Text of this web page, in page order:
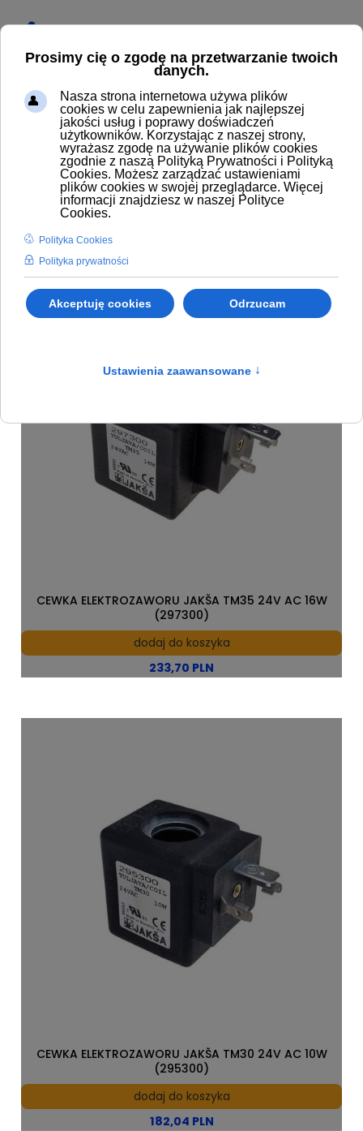
Produkty
233,70 PLN
CEWKA ELEKTROZAWORU JAKŠA TM35 24V AC 16W
(297300)
dodaj do koszyka
182,04 PLN
CEWKA ELEKTROZAWORU JAKŠA TM30 24V AC 10W
(295300)
dodaj do koszyka